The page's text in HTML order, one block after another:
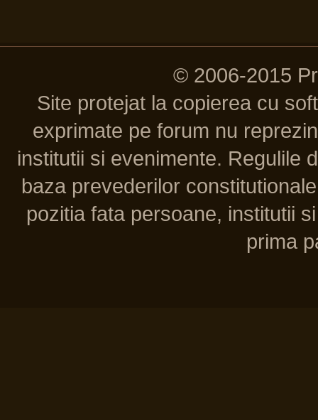
© 2006-2015
Site protejat la copierea cu
exprimate pe forum nu
institutii si evenimente. Regulile
baza prevederilor
pozitia fata persoane, institutii
prima